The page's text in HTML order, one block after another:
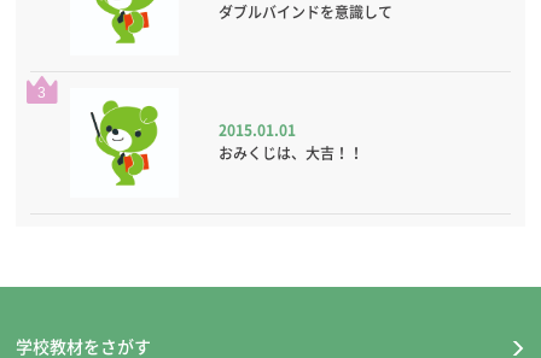
ダブルバインドを意識して
3
2015.01.01
おみくじは、大吉！！
学校教材をさがす